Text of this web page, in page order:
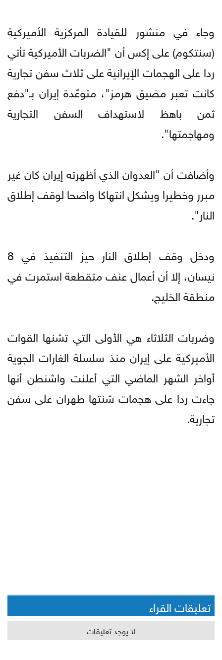
وجاء في منشور للقيادة المركزية الأميركية
(سنتكوم) على إكس أن "الضربات الأميركية تأتي
ردا على الهجمات الإيرانية على ثلاث سفن تجارية
كانت تعبر مضيق هرمز"، متوعّدة إيران بـ"دفع
ثمن باهظ لاستهداف السفن التجارية
ومهاجمتها".
وأضافت أن "العدوان الذي أظهرته إيران كان غير
مبرر وخطيرا ويشكل انتهاكا واضحا لوقف إطلاق
النار".
ودخل وقف إطلاق النار حيز التنفيذ في 8
نيسان، إلا أن أعمال عنف متقطعة استمرت في
منطقة الخليج.
وضربات الثلاثاء هي الأولى التي تشنها القوات
الأميركية على إيران منذ سلسلة الغارات الجوية
أواخر الشهر الماضي التي أعلنت واشنطن أنها
جاءت ردا على هجمات شنتها طهران على سفن
تجارية.
تعليقات القراء
لا يوجد تعليقات